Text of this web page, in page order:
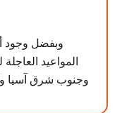
المواعيد
وجنوب شرق آسيا